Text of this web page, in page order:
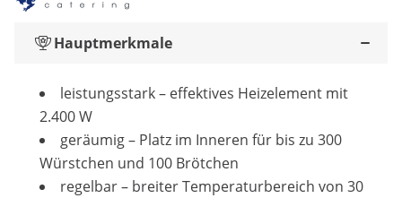
Hauptmerkmale
leistungsstark – effektives Heizelement mit
2.400 W
geräumig – Platz im Inneren für bis zu 300
Würstchen und 100 Brötchen
regelbar – breiter Temperaturbereich von 30